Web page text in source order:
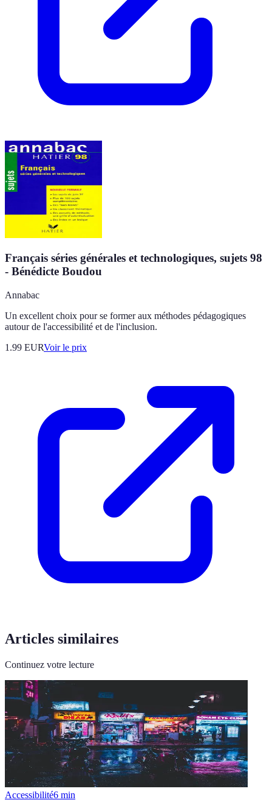
Français séries générales et technologiques, sujets 98
- Bénédicte Boudou
Annabac
Un excellent choix pour se former aux méthodes pédagogiques
autour de l'accessibilité et de l'inclusion.
1.99 EURVoir le prix
Articles similaires
Continuez votre lecture
Accessibilité6 min